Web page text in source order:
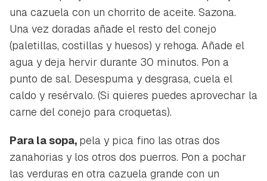
una cazuela con un chorrito de aceite. Sazona.
Una vez doradas añade el resto del conejo
(paletillas, costillas y huesos) y rehoga. Añade el
agua y deja hervir durante 30 minutos. Pon a
punto de sal. Desespuma y desgrasa, cuela el
caldo y resérvalo. (Si quieres puedes aprovechar la
carne del conejo para croquetas).
Para la sopa, pela y pica fino las otras dos
zanahorias y los otros dos puerros. Pon a pochar
las verduras en otra cazuela grande con un